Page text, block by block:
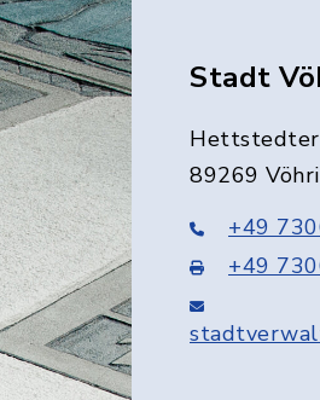
Stadt
89269
+49
+49